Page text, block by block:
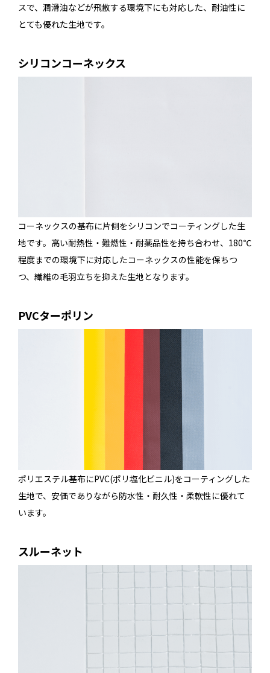
スで、潤滑油などが飛散する環境下にも対応した、耐油性に
とても優れた生地です。
シリコンコーネックス
コーネックスの基布に片側をシリコンでコーティングした生
地です。高い耐熱性・難燃性・耐薬品性を持ち合わせ、180℃
程度までの環境下に対応したコーネックスの性能を保ちつ
つ、繊維の毛羽立ちを抑えた生地となります。
PVCターポリン
ポリエステル基布にPVC(ポリ塩化ビニル)をコーティングした
生地で、安価でありながら防水性・耐久性・柔軟性に優れて
います。
スルーネット